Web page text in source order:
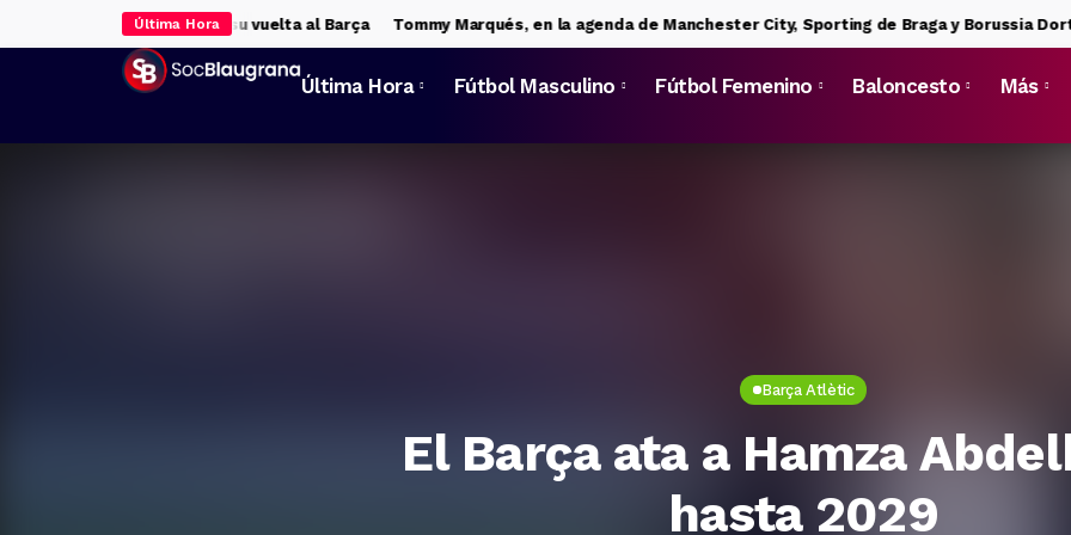
Última Hora
espera cerrar su vuelta al Barça Tommy Marqués, en la agenda de Manchester City, Sporting de Braga y Borussia Dortmund
Última Hora Fútbol Masculino Fútbol Femenino Baloncesto Más
Barça Atlètic
El Barça ata a Hamza
hasta 2029